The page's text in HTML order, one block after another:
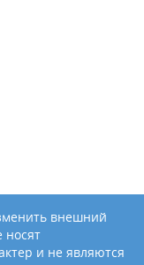
внешний
носят
и не являются